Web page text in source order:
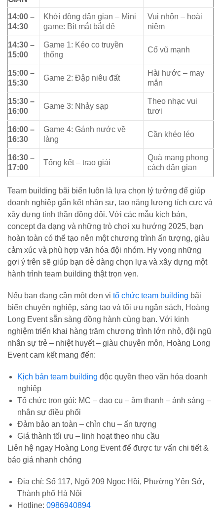
14:00 –
14:30
Khởi động dân gian – Mini
game: Bịt mắt bắt dê
Vui nhộn – hoài
niệm
14:30 –
15:00
Game 1: Kéo co truyền
thống
Cổ vũ mạnh
15:00 –
15:30
Game 2: Đập niêu đất
Hài hước – may
mắn
15:30 –
16:00
Game 3: Nhảy sạp
Theo nhạc vui
tươi
16:00 –
16:30
Game 4: Gánh nước về
làng
Cần khéo léo
16:30 –
17:00
Tổng kết – trao giải
Quà mang phong
cách dân gian
Team building bãi biển luôn là lựa chọn lý tưởng để giúp
doanh nghiệp gắn kết nhân sự, tạo năng lượng tích cực và
xây dựng tinh thần đồng đội. Với các mẫu kịch bản,
concept đa dạng và những trò chơi xu hướng 2025, bạn
hoàn toàn có thể tạo nên một chương trình ấn tượng, giàu
cảm xúc và phù hợp văn hóa đội nhóm. Hy vọng những
gợi ý trên sẽ giúp bạn dễ dàng chọn lựa và xây dựng một
hành trình team building thật trọn vẹn.
Nếu bạn đang cần một đơn vị tổ chức team building bãi
biển chuyên nghiệp, sáng tạo và tối ưu ngân sách, Hoàng
Long Event sẵn sàng đồng hành cùng bạn. Với kinh
nghiệm triển khai hàng trăm chương trình lớn nhỏ, đội ngũ
nhân sự trẻ – nhiệt huyết – giàu chuyên môn, Hoàng Long
Event cam kết mang đến:
Kịch bản team building độc quyền theo văn hóa doanh
nghiệp
Tổ chức trọn gói: MC – đạo cụ – âm thanh – ánh sáng –
nhân sự điều phối
Đảm bảo an toàn – chỉn chu – ấn tượng
Giá thành tối ưu – linh hoạt theo nhu cầu
Liên hệ ngay Hoàng Long Event để được tư vấn chi tiết &
báo giá nhanh chóng
Địa chỉ: Số 117, Ngõ 209 Ngọc Hồi, Phường Yên Sở,
Thành phố Hà Nội
Hotline: 0986940894